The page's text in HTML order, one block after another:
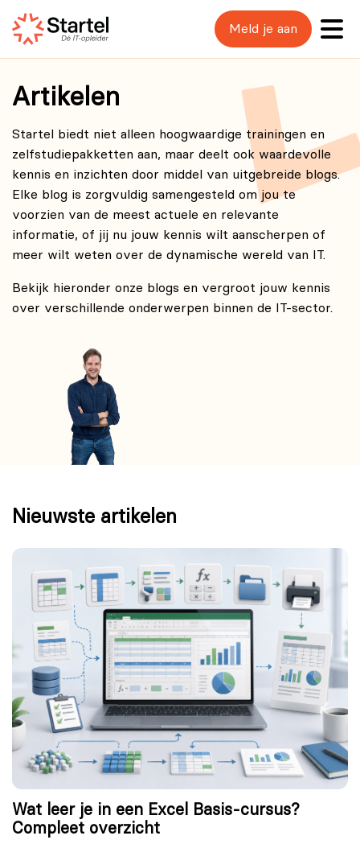
Meld je aan
Artikelen
Startel biedt niet alleen hoogwaardige trainingen en
zelfstudiepakketten aan, maar deelt ook waardevolle
kennis en inzichten door middel van uitgebreide blogs.
Elke blog is zorgvuldig samengesteld om jou te
voorzien van de meest actuele en relevante
informatie, of jij nu jouw kennis wilt aanscherpen of
meer wilt weten over de dynamische wereld van IT.
Bekijk hieronder onze blogs en vergroot jouw kennis
over verschillende onderwerpen binnen de IT-sector.
Nieuwste artikelen
Wat leer je in een Excel Basis-cursus?
Compleet overzicht